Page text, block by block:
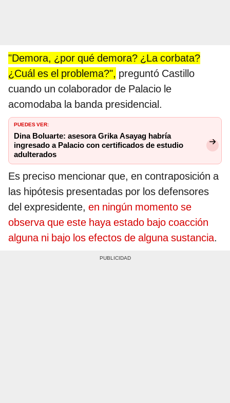
"Demora, ¿por qué demora? ¿La corbata?
¿Cuál es el problema?", preguntó Castillo
cuando un colaborador de Palacio le
acomodaba la banda presidencial.
PUEDES VER:
Dina Boluarte: asesora Grika Asayag habría
ingresado a Palacio con certificados de estudio
adulterados
Es preciso mencionar que, en contraposición a
las hipótesis presentadas por los defensores
del expresidente, en ningún momento se
observa que este haya estado bajo coacción
alguna ni bajo los efectos de alguna sustancia.